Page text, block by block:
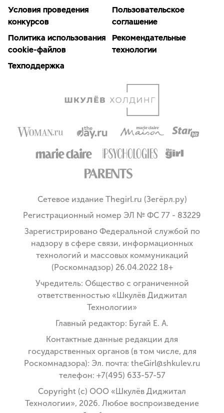
Условия проведения
конкурсов
Пользовательское
соглашение
Политика использования
cookie-файлов
Рекомендательные
технологии
Техподдержка
Сетевое издание Thegirl.ru (Зегёрл.ру)
Регистрационный номер ЭЛ № ФС 77 - 83229
Зарегистрировано Федеральной службой по
надзору в сфере связи, информационных
технологий и массовых коммуникаций
(Роскомнадзор) 26.04.2022 18+
Учредитель: Общество с ограниченной
ответственностью «Шкулёв Диджитал
Технологии»
Главный редактор: Бугай Е. А.
Контактные данные редакции для
государственных органов (в том числе, для
Роскомнадзора): Эл. почта: theGirl@shkulev.ru
телефон: +7(495) 633-57-57
Copyright (с) ООО «Шкулёв Диджитал
Технологии», 2026. Любое воспроизведение